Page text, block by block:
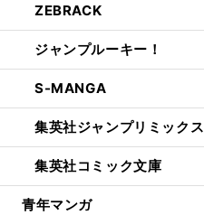
ZEBRACK
ジャンプルーキー！
S-MANGA
集英社ジャンプリミックス
集英社コミック文庫
青年マンガ